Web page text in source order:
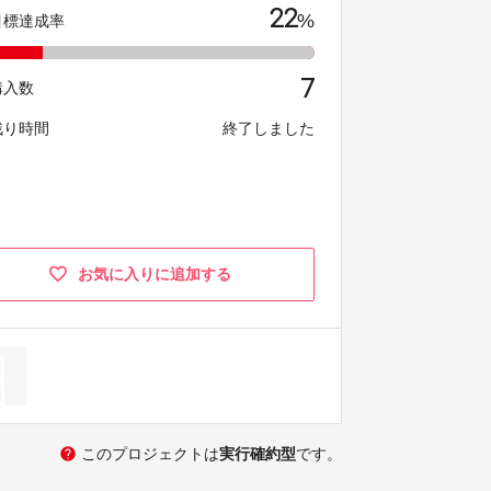
標達成率 22%
入数 7
時間 終了しました
お気に入りに追加する
help このプロジェクトは実行確約型です。